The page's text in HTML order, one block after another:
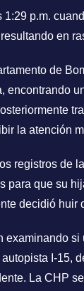
p.m.
en
de
encontrando
la atención
registros de
para que su
decidió huir
examinando
I-15,
La CHP